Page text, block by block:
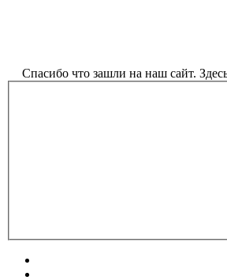
Спасибо что зашли на наш сайт.